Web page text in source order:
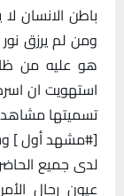
باطن الانسان
ومن لم يرزق
هو عليه من
استهويت ان
تسميتها مشاهد
[#مشهد أول ]
لدى جميع
عيون رجال